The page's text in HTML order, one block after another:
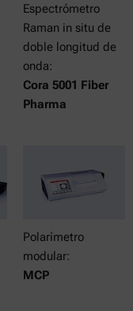
Espectrómetro
Raman in situ de
doble longitud de
onda:
Cora 5001 Fiber
Pharma
Polarímetro
modular:
MCP